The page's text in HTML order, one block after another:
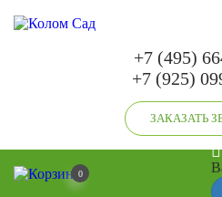
+7 (495)
+7 (925)
ЗАКАЗАТЬ
0